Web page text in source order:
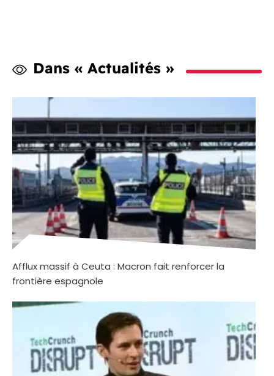
Dans « Actualités »
Afflux massif à Ceuta : Macron fait renforcer la
frontière espagnole